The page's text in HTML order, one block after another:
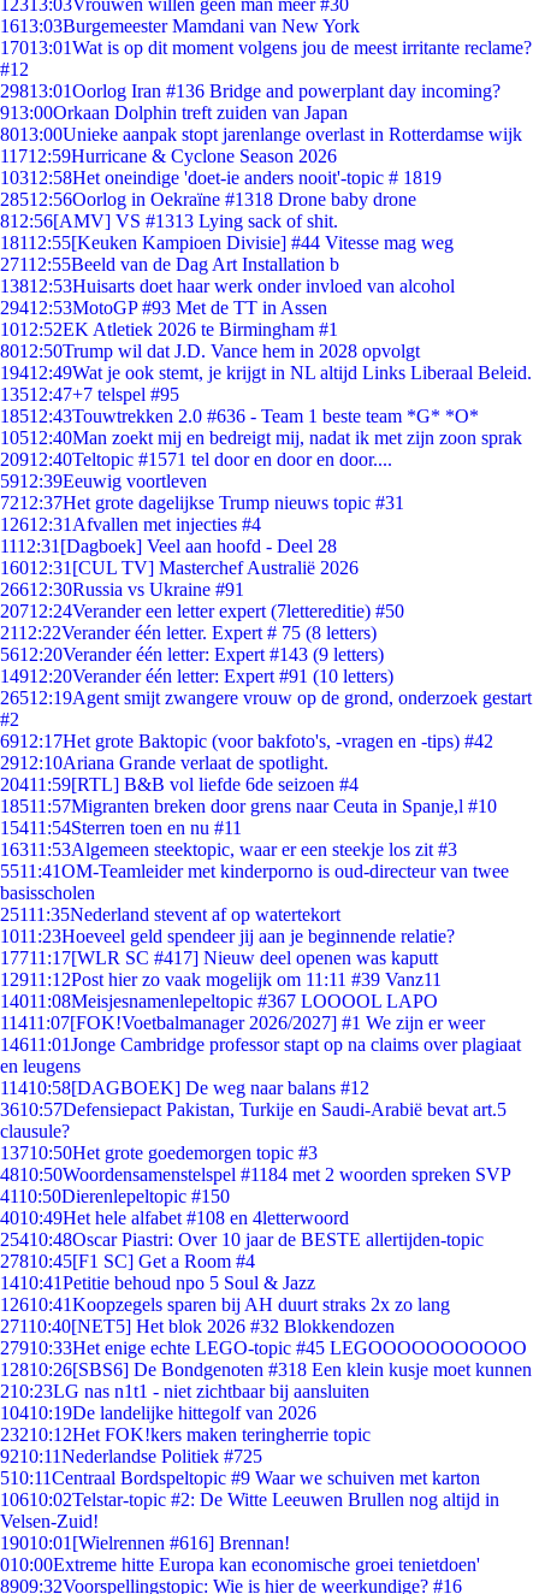
12313:03Vrouwen willen geen man meer #30
1613:03Burgemeester Mamdani van New York
17013:01Wat is op dit moment volgens jou de meest irritante reclame?
#12
29813:01Oorlog Iran #136 Bridge and powerplant day incoming?
913:00Orkaan Dolphin treft zuiden van Japan
8013:00Unieke aanpak stopt jarenlange overlast in Rotterdamse wijk
11712:59Hurricane & Cyclone Season 2026
10312:58Het oneindige 'doet-ie anders nooit'-topic # 1819
28512:56Oorlog in Oekraïne #1318 Drone baby drone
812:56[AMV] VS #1313 Lying sack of shit.
18112:55[Keuken Kampioen Divisie] #44 Vitesse mag weg
27112:55Beeld van de Dag Art Installation b
13812:53Huisarts doet haar werk onder invloed van alcohol
29412:53MotoGP #93 Met de TT in Assen
1012:52EK Atletiek 2026 te Birmingham #1
8012:50Trump wil dat J.D. Vance hem in 2028 opvolgt
19412:49Wat je ook stemt, je krijgt in NL altijd Links Liberaal Beleid.
13512:47+7 telspel #95
18512:43Touwtrekken 2.0 #636 - Team 1 beste team *G* *O*
10512:40Man zoekt mij en bedreigt mij, nadat ik met zijn zoon sprak
20912:40Teltopic #1571 tel door en door en door....
5912:39Eeuwig voortleven
7212:37Het grote dagelijkse Trump nieuws topic #31
12612:31 Afvallen met injecties #4
1112:31 [Dagboek] Veel aan hoofd - Deel 28
16012:31 [CUL TV] Masterchef Australië 2026
26612:30Russia vs Ukraine #91
20712:24Verander een letter expert (7lettereditie) #50
2112:22Verander één letter. Expert # 75 (8 letters)
5612:20Verander één letter: Expert #143 (9 letters)
14912:20Verander één letter: Expert #91 (10 letters)
26512:19Agent smijt zwangere vrouw op de grond, onderzoek gestart
#2
6912:17Het grote Baktopic (voor bakfoto's, -vragen en -tips) #42
2912:10Ariana Grande verlaat de spotlight.
20411:59[RTL] B&B vol liefde 6de seizoen #4
18511:57Migranten breken door grens naar Ceuta in Spanje,l #10
15411:54Sterren toen en nu #11
16311:53Algemeen steektopic, waar er een steekje los zit #3
5511:41OM-Teamleider met kinderporno is oud-directeur van twee
basisscholen
25111:35Nederland stevent af op watertekort
1011:23Hoeveel geld spendeer jij aan je beginnende relatie?
17711:17[WLR SC #417] Nieuw deel openen was kaputt
12911:12Post hier zo vaak mogelijk om 11:11 #39 Vanz11
14011:08Meisjesnamenlepeltopic #367 LOOOOL LAPO
11411:07[FOK!Voetbalmanager 2026/2027] #1 We zijn er weer
14611:01Jonge Cambridge professor stapt op na claims over plagiaat
en leugens
11410:58[DAGBOEK] De weg naar balans #12
3610:57Defensiepact Pakistan, Turkije en Saudi-Arabië bevat art.5
clausule?
13710:50Het grote goedemorgen topic #3
4810:50Woordensamenstelspel #1184 met 2 woorden spreken SVP
4110:50Dierenlepeltopic #150
4010:49Het hele alfabet #108 en 4letterwoord
25410:48Oscar Piastri: Over 10 jaar de BESTE allertijden-topic
27810:45[F1 SC] Get a Room #4
1410:41Petitie behoud npo 5 Soul & Jazz
12610:41Koopzegels sparen bij AH duurt straks 2x zo lang
27110:40[NET5] Het blok 2026 #32 Blokkendozen
27910:33Het enige echte LEGO-topic #45 LEGOOOOOOOOOOO
12810:26[SBS6] De Bondgenoten #318 Een klein kusje moet kunnen
210:23LG nas n1t1 - niet zichtbaar bij aansluiten
10410:19De landelijke hittegolf van 2026
23210:12Het FOK!kers maken teringherrie topic
9210:11Nederlandse Politiek #725
510:11Centraal Bordspeltopic #9 Waar we schuiven met karton
10610:02Telstar-topic #2: De Witte Leeuwen Brullen nog altijd in
Velsen-Zuid!
19010:01 [Wielrennen #616] Brennan!
010:00Extreme hitte Europa kan economische groei tenietdoen'
8909:32Voorspellingstopic: Wie is hier de weerkundige? #16